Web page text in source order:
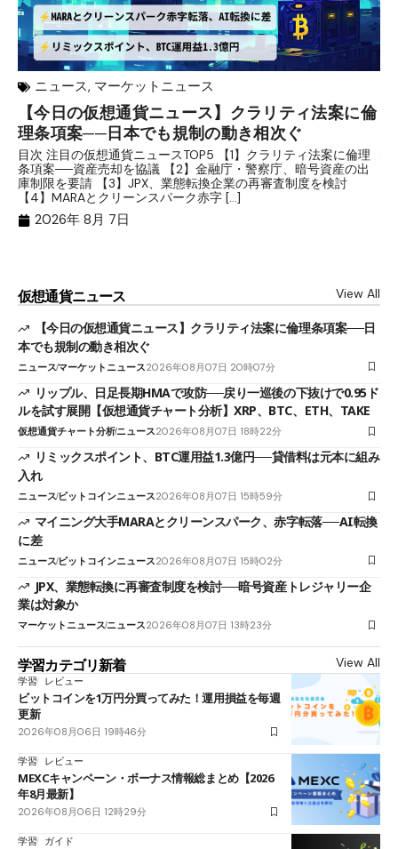
ニュース, マーケットニュース
【今日の仮想通貨ニュース】クラリティ法案に倫
理条項案──日本でも規制の動き相次ぐ
目次 注目の仮想通貨ニュースTOP5 【1】クラリティ法案に倫理
条項案──資産売却を協議 【2】金融庁・警察庁、暗号資産の出
庫制限を要請 【3】JPX、業態転換企業の再審査制度を検討
【4】MARAとクリーンスパーク赤字 […]
2026年 8月 7日
仮想通貨ニュース View All
【今日の仮想通貨ニュース】クラリティ法案に倫理条項案──日
本でも規制の動き相次ぐ
ニュースマーケットニュース2026年08月07日 20時07分
リップル、日足長期HMAで攻防──戻り一巡後の下抜けで0.95ド
ルを試す展開【仮想通貨チャート分析】XRP、BTC、ETH、TAKE
仮想通貨チャート分析ニュース2026年08月07日 18時22分
リミックスポイント、BTC運用益1.3億円──貸借料は元本に組み
入れ
ニュースビットコインニュース2026年08月07日 15時59分
マイニング大手MARAとクリーンスパーク、赤字転落──AI転換
に差
ニュースビットコインニュース2026年08月07日 15時02分
JPX、業態転換に再審査制度を検討──暗号資産トレジャリー企
業は対象か
マーケットニュースニュース2026年08月07日 13時23分
学習カテゴリ新着 View All
学習 レビュー
ビットコインを1万円分買ってみた！運用損益を毎週
更新
2026年08月06日 19時46分
学習 レビュー
MEXCキャンペーン・ボーナス情報総まとめ【2026
年8月最新】
2026年08月06日 12時29分
学習 ガイド